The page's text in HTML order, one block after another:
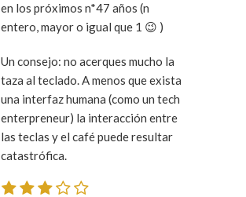
en los próximos n*47 años (n
entero, mayor o igual que 1 😉 )
Un consejo: no acerques mucho la
taza al teclado. A menos que exista
una interfaz humana (como un tech
enterpreneur) la interacción entre
las teclas y el café puede resultar
catastrófica.